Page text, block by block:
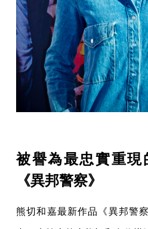
被譽為最忠實重
《異邦警察》
熊切和嘉最新作品《異邦警